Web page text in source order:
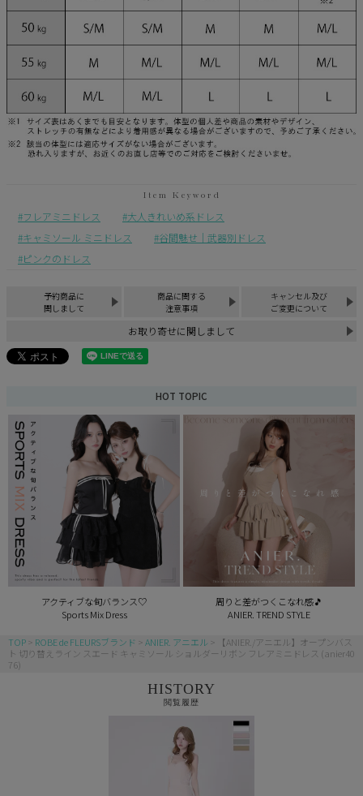
フレアミニドレス
大人きれいめ系ドレス
キャミソール ミニドレス
谷間魅せ｜武器別ドレス
ピンクのドレス
予約商品に
関しまして
商品に関する
注意事項
キャンセル及び
ご変更について
お取り寄せに関しまして
HOT TOPIC
アクティブな旬バランス♡
Sports Mix Dress
周りと差がつくこなれ感🎵
ANIER. TREND STYLE
TOP ROBE de FLEURSブランド ANIER. アニエル
【ANIER./アニエル】オープンバス
ト 切り替えライン スエード キャミソール ショルダーリボン フレアミニドレス (anier40
76)
HISTORY
閲覧履歴